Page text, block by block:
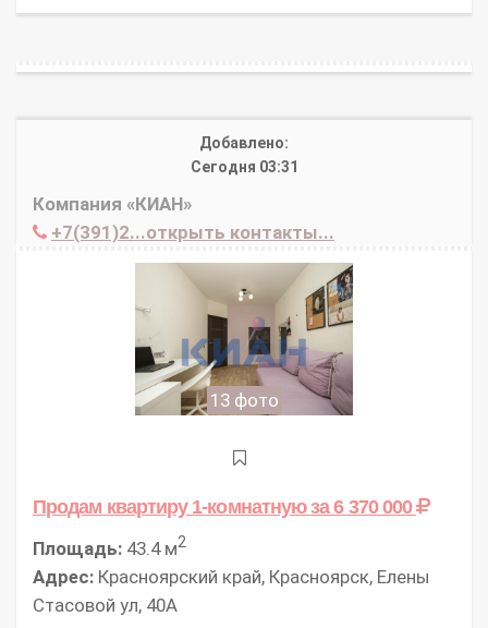
Добавлено:
Сегодня 03:31
Компания «КИАН»
+7(391)2...открыть контакты...
13 фото
Продам квартиру 1-комнатнуюза 6 370 000
Площадь: 43.4 м2
Адрес: Красноярский край, Красноярск, Елены
Стасовой ул, 40А